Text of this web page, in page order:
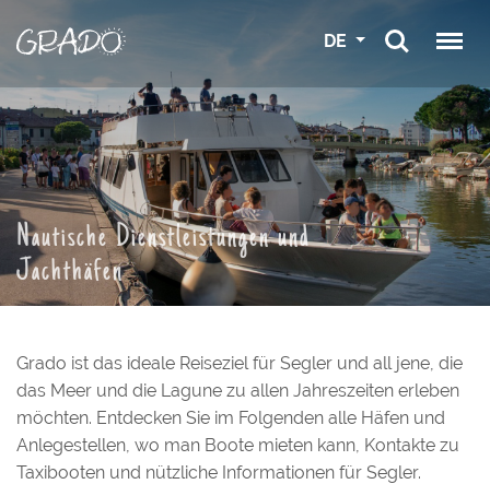
DE
Nautische Dienstleistungen und
Jachthäfen
Grado ist das ideale Reiseziel für Segler und all jene, die
das Meer und die Lagune zu allen Jahreszeiten erleben
möchten. Entdecken Sie im Folgenden alle Häfen und
Anlegestellen, wo man Boote mieten kann, Kontakte zu
Taxibooten und nützliche Informationen für Segler.